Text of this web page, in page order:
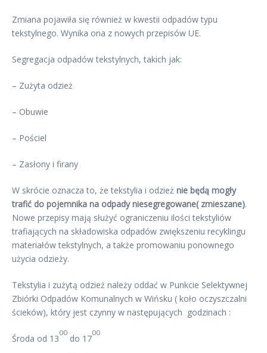
Zmiana pojawiła się również w kwestii odpadów typu
tekstylnego. Wynika ona z nowych przepisów UE.
Segregacja odpadów tekstylnych, takich jak:
– Zużyta odzież
– Obuwie
– Pościel
– Zasłony i firany
W skrócie oznacza to, że tekstylia i odzież nie będą mogły
trafić do pojemnika na odpady niesegregowane( zmieszane).
Nowe przepisy mają służyć ograniczeniu ilości tekstyliów
trafiających na składowiska odpadów zwiększeniu recyklingu
materiałów tekstylnych, a także promowaniu ponownego
użycia odzieży.
Tekstylia i zużytą odzież należy oddać w Punkcie Selektywnej
Zbiórki Odpadów Komunalnych w Wińsku ( koło oczyszczalni
ścieków), który jest czynny w następujących godzinach :
Środa od 13
00
do 17
00